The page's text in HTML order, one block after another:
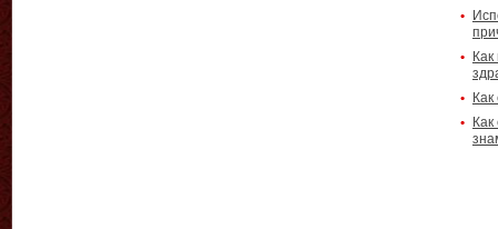
Как
Как